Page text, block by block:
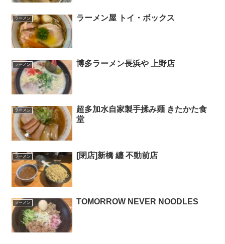
ラーメン ラーメン屋 トイ・ボックス
ラーメン 博多ラーメン長浜や 上野店
ラーメン
超多加水自家製手揉み麺 きたかた食
堂
ラーメン [閉店]新橋 纏 不動前店
ラーメン TOMORROW NEVER NOODLES